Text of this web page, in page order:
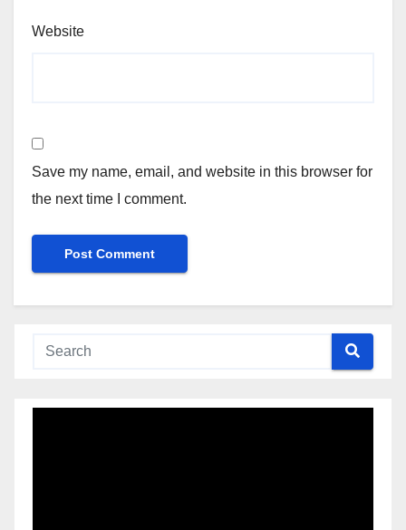
Website
Save my name, email, and website in this browser for
the next time I comment.